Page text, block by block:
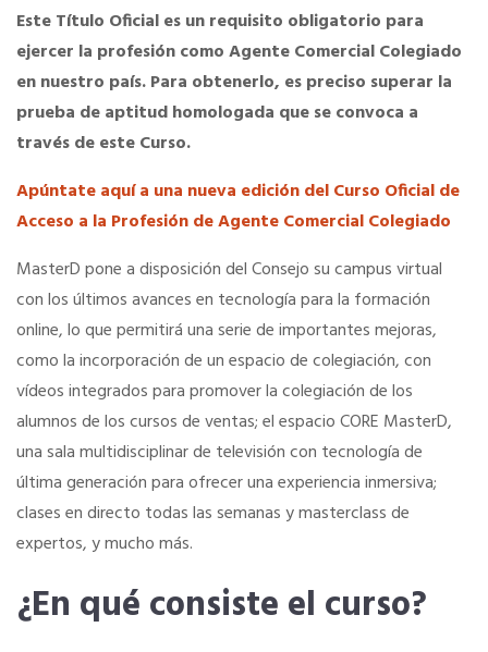
Servicios financieros
Ventajas en las ferias
Seguro de vida
Tu CRM AC
Ventajas fiscales
Asesoramiento fiscal y jurídico
Despachos y salas de reuniones
Consulados comerciales
Este Título Oficial es un requisito obligatorio para
ejercer la profesión como Agente Comercial Colegiado
en nuestro país. Para obtenerlo, es preciso superar la
prueba de aptitud homologada que se convoca a
través de este Curso.
Apúntate aquí a una nueva edición del Curso Oficial de
Acceso a la Profesión de Agente Comercial Colegiado
MasterD pone a disposición del Consejo su campus virtual
con los últimos avances en tecnología para la formación
online, lo que permitirá una serie de importantes mejoras,
como la incorporación de un espacio de colegiación, con
vídeos integrados para promover la colegiación de los
alumnos de los cursos de ventas; el espacio CORE MasterD,
una sala multidisciplinar de televisión con tecnología de
última generación para ofrecer una experiencia inmersiva;
clases en directo todas las semanas y masterclass de
expertos, y mucho más.
¿En qué consiste el curso?